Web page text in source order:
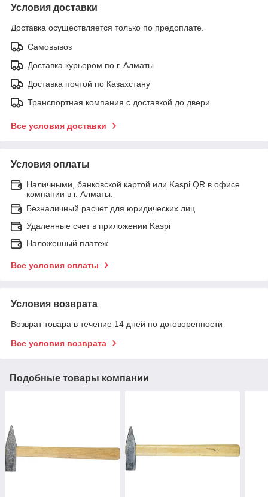
Условия доставки
Доставка осуществляется только по предоплате.
Самовывоз
Доставка курьером по г. Алматы
Доставка почтой по Казахстану
Транспортная компания с доставкой до двери
Все условия доставки
Условия оплаты
Наличными, банковской картой или Kaspi QR в офисе
компании в г. Алматы.
Безналичный расчет для юридических лиц
Удаленные счет в приложении Kaspi
Наложенный платеж
Все условия оплаты
Условия возврата
Возврат товара в течение 14 дней по договоренности
Все условия возврата
Подобные товары компании